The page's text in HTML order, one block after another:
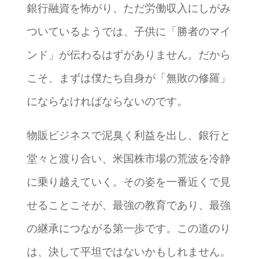
銀行融資を怖がり、ただ労働収入にしがみ
ついているようでは、子供に「勝者のマイ
ンド」が伝わるはずがありません。だから
こそ、まずは僕たち自身が「無敗の修羅」
にならなければならないのです。
物販ビジネスで泥臭く利益を出し、銀行と
堂々と渡り合い、米国株市場の荒波を冷静
に乗り越えていく。その姿を一番近くで見
せることこそが、最強の教育であり、最強
の継承につながる第一歩です。この道のり
は、決して平坦ではないかもしれません。